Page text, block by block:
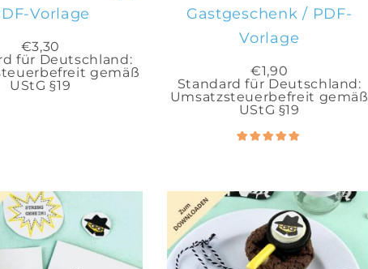
Vorlage
€3,30
für Deutschland:
gemäß
UStG §19
Gastgeschenk / PDF-
Vorlage
€1,90
Standard für Deutschland:
Umsatzsteuerbefreit gemäß
UStG §19